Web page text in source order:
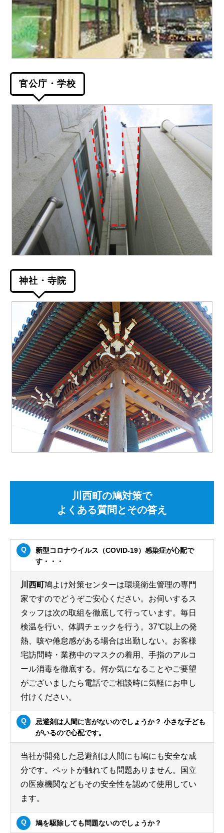
官公庁・学校
神社・寺院
川西町の鳩対策で
よくある質問とその答え
新型コロナウイルス（COVID-19）感染症が心配で
す・・・
川西町鳩よけ対策センターは環境衛生管理の専門
家ですのでどうぞご安心ください。お伺いするス
タッフは次の取組を徹底して行っています。毎日
検温を行い、体調チェックを行う。37℃以上の発
熱、咳や倦怠感がある場合は出勤しない。お客様
宅訪問時・業務中のマスクの着用、手指のアルコ
ール消毒を徹底する。何か気になることやご要望
がございましたら電話でご相談時に気軽にお申し
付けください。
忌避剤は人間に害がないのでしょうか？ 小さな子ども
がいるので心配です。
当社が開発した忌避剤は人間にも鳩にも安全な成
分です。ペットが触れても問題ありません。国立
の医療機関などもその安全性を認めて使用してい
ます。
鳩を駆除しても問題ないのでしょうか？